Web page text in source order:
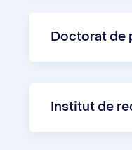
par courriel à
Doctorat de
Institut de